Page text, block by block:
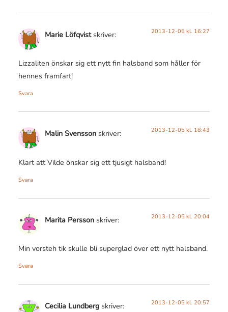
Marie Löfqvist skriver: 2013-12-05 kl. 16:27
Lizzaliten önskar sig ett nytt fin halsband som håller för
hennes framfart!
Svara
Malin Svensson skriver: 2013-12-05 kl. 18:43
Klart att Vilde önskar sig ett tjusigt halsband!
Svara
Marita Persson skriver: 2013-12-05 kl. 20:04
Min vorsteh tik skulle bli superglad över ett nytt halsband.
Svara
Cecilia Lundberg skriver: 2013-12-05 kl. 20:57